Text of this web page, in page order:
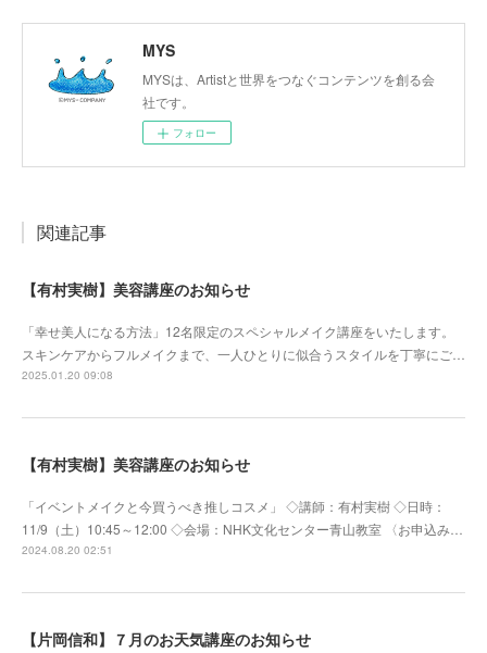
MYS
MYSは、Artistと世界をつなぐコンテンツを創る会
社です。
フォロー
関連記事
【有村実樹】美容講座のお知らせ
「幸せ美人になる方法」12名限定のスペシャルメイク講座をいたします。
スキンケアからフルメイクまで、一人ひとりに似合うスタイルを丁寧にご…
2025.01.20 09:08
【有村実樹】美容講座のお知らせ
「イベントメイクと今買うべき推しコスメ」 ◇講師：有村実樹 ◇日時：
11/9（土）10:45～12:00 ◇会場：NHK文化センター青山教室 〈お申込み…
2024.08.20 02:51
【片岡信和】７月のお天気講座のお知らせ